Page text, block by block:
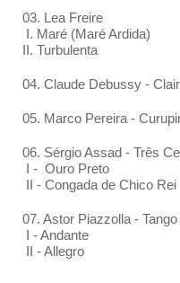
03. Lea Freire
I. Maré (Maré Ardida)
II. Turbulenta
04. Claude Debussy -
05. Marco Pereira -
06. Sérgio Assad - Três
I - Ouro Preto
II - Congada de Chico Rei
07. Astor Piazzolla -
I - Andante
II - Allegro